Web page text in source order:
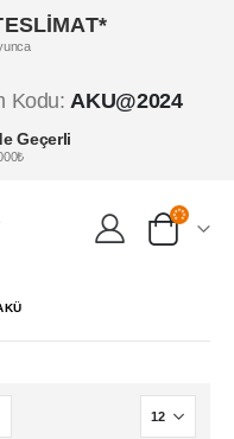
Kodu:AKU@2024
Geçerli